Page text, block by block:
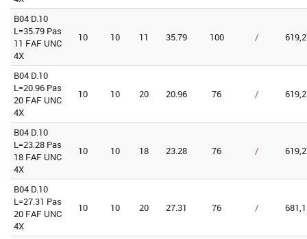
B04 D.10
L=35.79 Pas
11 FAF UNC
4X
10 10 11 35.79 100 /
B04 D.10
L=20.96 Pas
20 FAF UNC
4X
10 10 20 20.96 76 /
B04 D.10
L=23.28 Pas
18 FAF UNC
4X
10 10 18 23.28 76 /
B04 D.10
L=27.31 Pas
20 FAF UNC
4X
10 10 20 27.31 76 /